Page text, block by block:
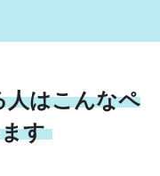
人はこんなペ
す